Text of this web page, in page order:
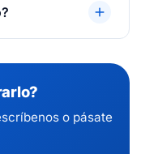
o pásate